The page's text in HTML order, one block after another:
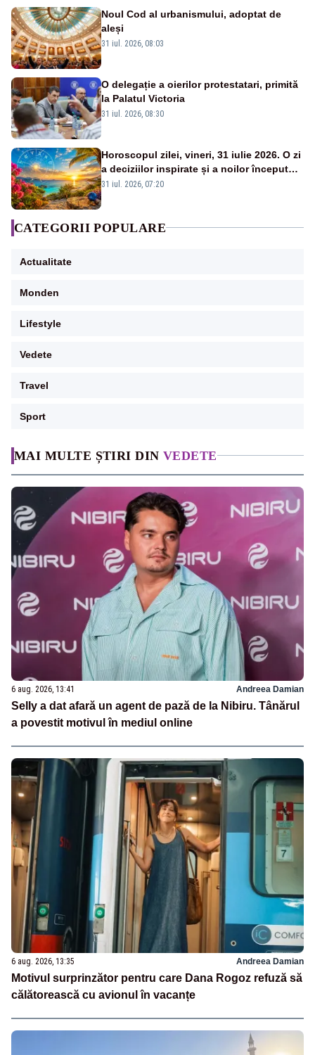
MAI MULTE ȘTIRI DIN VEDETE
6 aug. 2026, 13:41 Andreea Damian
Selly a dat afară un agent de pază de la Nibiru. Tânărul
a povestit motivul în mediul online
6 aug. 2026, 13:35 Andreea Damian
Motivul surprinzător pentru care Dana Rogoz refuză să
călătorească cu avionul în vacanțe
Noul Cod al urbanismului, adoptat de
aleși
31 iul. 2026, 08:03
O delegație a oierilor protestatari, primită
la Palatul Victoria
31 iul. 2026, 08:30
Horoscopul zilei, vineri, 31 iulie 2026. O zi
a deciziilor inspirate și a noilor începuturi.
Vezi zodiile vizate
31 iul. 2026, 07:20
CATEGORII POPULARE
Actualitate
Monden
Lifestyle
Vedete
Travel
Sport